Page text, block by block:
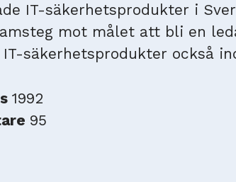
IT-säkerhetsprodukter i
mot målet att bli en
IT-säkerhetsprodukter också
1992
95